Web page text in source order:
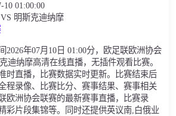
10 01:00:00
明斯克迪纳摩
2026年07月10日 01:00分，欧足联欧洲协会
迪纳摩高清在线直播，无插件观看比赛。
时直播，比赛数据实时更新。比赛结束后
程录像、比赛比分、赛事结果、赛事相关
欧洲协会联赛的最新赛事直播，比赛录
彩片段集锦等。同时还提供英议南,白俄业